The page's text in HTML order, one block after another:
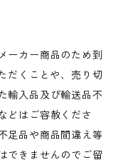
ーカー商品のため到
だくことや、売り切
輸入品及び輸送品不
どはご容赦くださ
足品や商品間違え等
できませんのでご留